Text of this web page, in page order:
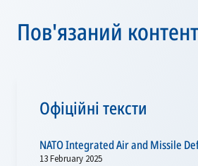
Пов'язаний контент
Офіційні тексти
NATO Integrated Air and Missile
13 February 2025